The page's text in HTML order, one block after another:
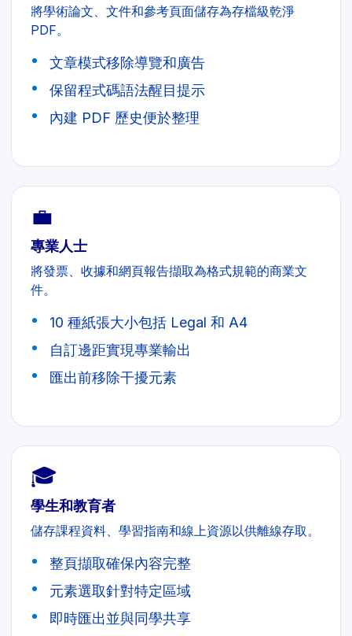
將學術論文、文件和參考頁面儲存為存檔級乾淨
PDF。
文章模式移除導覽和廣告
保留程式碼語法醒目提示
內建 PDF 歷史便於整理
💼
專業人士
將發票、收據和網頁報告擷取為格式規範的商業文
件。
10 種紙張大小包括 Legal 和 A4
自訂邊距實現專業輸出
匯出前移除干擾元素
🎓
學生和教育者
儲存課程資料、學習指南和線上資源以供離線存取。
整頁擷取確保內容完整
元素選取針對特定區域
即時匯出並與同學共享